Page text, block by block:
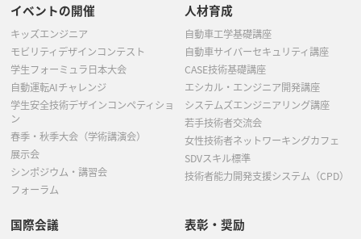
イベントの開催
キッズエンジニア
モビリティデザインコンテスト
学生フォーミュラ日本大会
自動運転AIチャレンジ
学生安全技術デザインコンペティショ
ン
春季・秋季大会（学術講演会）
展示会
シンポジウム・講習会
フォーラム
人材育成
自動車工学基礎講座
自動車サイバーセキュリティ講座
CASE技術基礎講座
エシカル・エンジニア開発講座
システムズエンジニアリング講座
若手技術者交流会
女性技術者ネットワーキングカフェ
SDVスキル標準
技術者能力開発支援システム（CPD）
国際会議 表彰・奨励